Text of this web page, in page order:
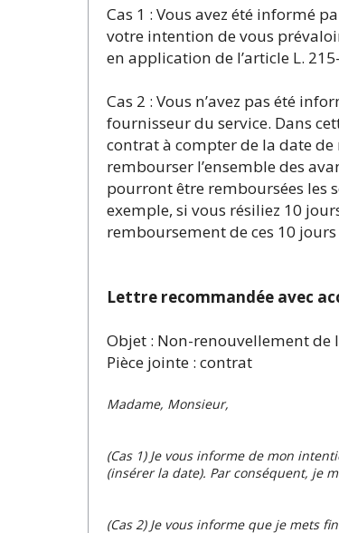
Cas 1 : Vous avez été informé
votre intention de vous
en application de l’article L.
Cas 2 : Vous n’avez pas été
fournisseur du service. Dans
contrat à compter de la date de
rembourser l’ensemble des
pourront être remboursées les
exemple, si vous résiliez 10
remboursement de ces 10 jours
Lettre recommandée avec
Objet : Non-renouvellement de
Pièce jointe : contrat
Madame, Monsieur,
(Cas 1) Je vous informe de mon
(insérer la date). Par conséquent, je
(Cas 2) Je vous informe que je mets